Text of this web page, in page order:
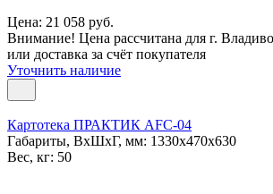
Цена: 21 058 руб.
Внимание! Цена рассчитана для г.
или доставка за счёт покупателя
Уточнить наличие
Картотека ПРАКТИК AFC-04
Габариты, ВxШxГ, мм: 1330x470x630
Вес, кг: 50